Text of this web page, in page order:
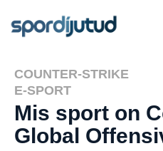
COUNTER-STRIKE
E-SPORT
Mis sport on
Global